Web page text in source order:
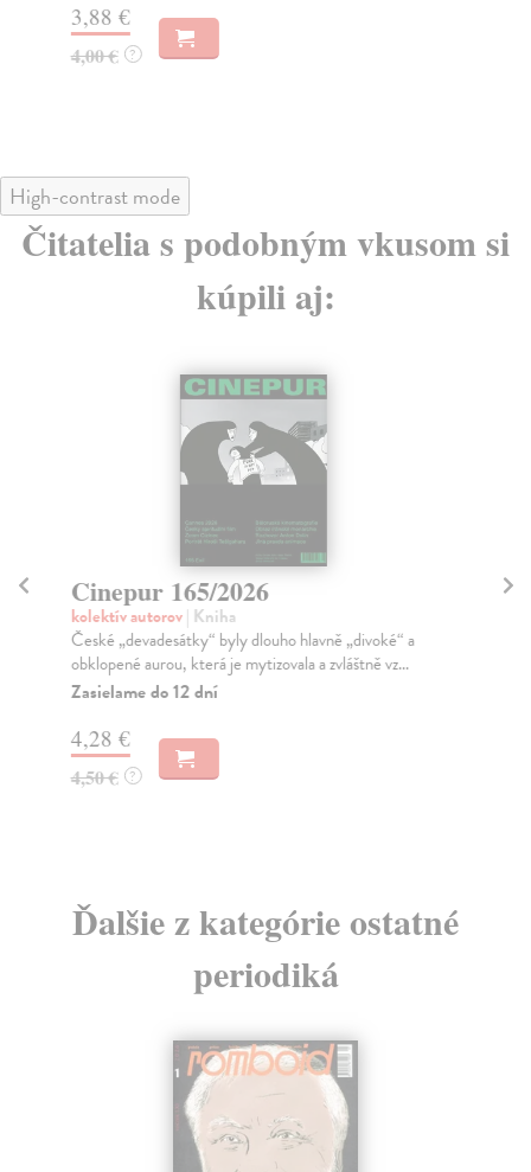
3,88 €
4,00 € ?
High-contrast mode
Čitatelia s podobným vkusom si
kúpili aj:
Cinepur 165/2026
kolektív autorov| Kniha
České „devadesátky“ byly dlouho hlavně „divoké“ a
obklopené aurou, která je mytizovala a zvláštně vz...
Zasielame do 12 dní
4,28 €
4,50 € ?
Ďalšie z kategórie ostatné
periodiká